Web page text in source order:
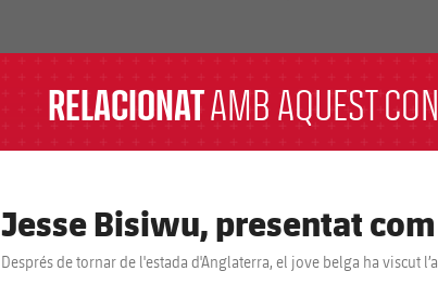
RELACIONATAMB AQUEST
Jesse Bisiwu, presentat
Després de tornar de l'estada d'Anglaterra, el jove belga ha viscut